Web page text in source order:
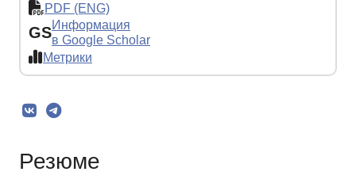
PDF (ENG)
GSИнформация
в Google Scholar
Метрики
Резюме